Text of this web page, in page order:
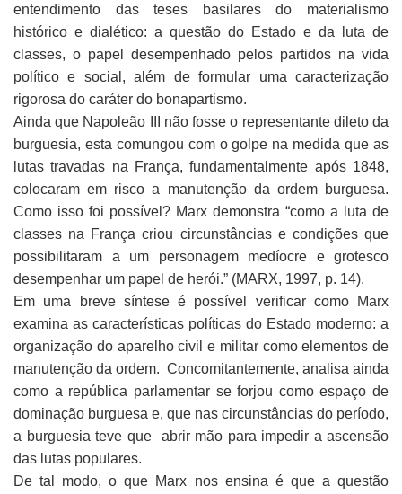
entendimento das teses basilares do materialismo
histórico e dialético: a questão do Estado e da luta de
classes, o papel desempenhado pelos partidos na vida
político e social, além de formular uma caracterização
rigorosa do caráter do bonapartismo.
Ainda que Napoleão III não fosse o representante dileto da
burguesia, esta comungou com o golpe na medida que as
lutas travadas na França, fundamentalmente após 1848,
colocaram em risco a manutenção da ordem burguesa.
Como isso foi possível? Marx demonstra “como a luta de
classes na França criou circunstâncias e condições que
possibilitaram a um personagem medíocre e grotesco
desempenhar um papel de herói.” (MARX, 1997, p. 14).
Em uma breve síntese é possível verificar como Marx
examina as características políticas do Estado moderno: a
organização do aparelho civil e militar como elementos de
manutenção da ordem. Concomitantemente, analisa ainda
como a república parlamentar se forjou como espaço de
dominação burguesa e, que nas circunstâncias do período,
a burguesia teve que abrir mão para impedir a ascensão
das lutas populares.
De tal modo, o que Marx nos ensina é que a questão